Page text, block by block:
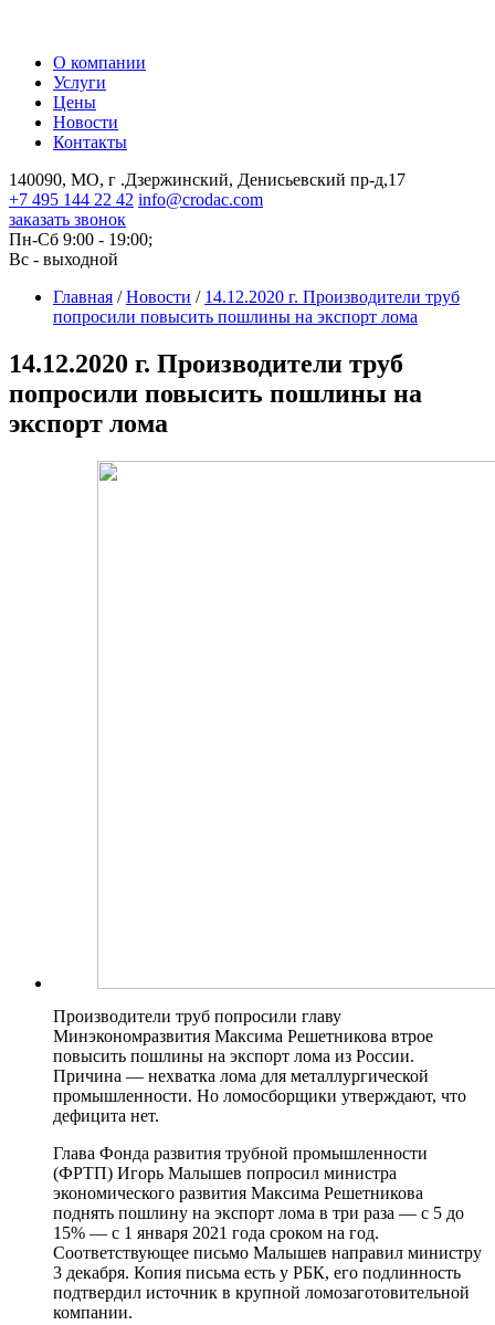
О компании
Услуги
Цены
Новости
Контакты
140090, МО, г .Дзержинский, Денисьевский пр-д,17
+7 495 144 22 42 info@crodac.com
заказать звонок
Пн-Сб 9:00 - 19:00;
Вс - выходной
Главная /Новости / 14.12.2020 г. Производители труб
попросили повысить пошлины на экспорт лома
14.12.2020 г. Производители труб
попросили повысить пошлины на
экспорт лома
Производители труб попросили главу
Минэкономразвития Максима Решетникова втрое
повысить пошлины на экспорт лома из России.
Причина — нехватка лома для металлургической
промышленности. Но ломосборщики утверждают, что
дефицита нет.
Глава Фонда развития трубной промышленности
(ФРТП) Игорь Малышев попросил министра
экономического развития Максима Решетникова
поднять пошлину на экспорт лома в три раза — с 5 до
15% — с 1 января 2021 года сроком на год.
Соответствующее письмо Малышев направил министру
3 декабря. Копия письма есть у РБК, его подлинность
подтвердил источник в крупной ломозаготовительной
компании.